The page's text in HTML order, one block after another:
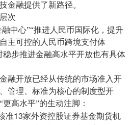
金融提供了新路径。
次
中心”“推进人民币国际化，提升
主可控的人民币跨境支付体
步推进金融高水平开放也有具体
融开放已经从传统的市场准入开
管理、标准为核心的制度型开
高水平”的生动注脚：
准13家外资控股证券基金期货机